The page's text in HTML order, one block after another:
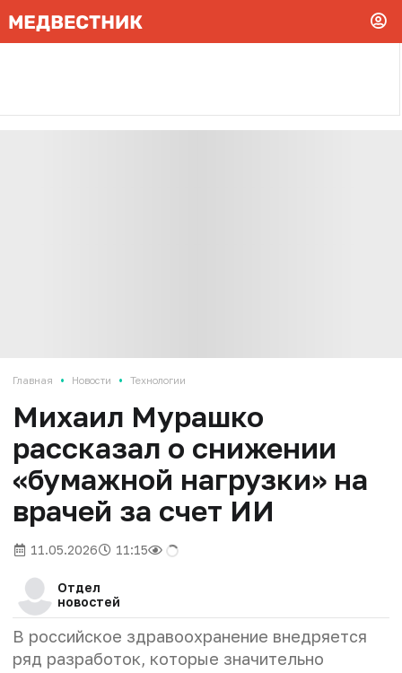
Главная • Новости • Технологии
Михаил Мурашко
рассказал о снижении
«бумажной нагрузки» на
врачей за счет ИИ
11.05.2026 11:15
Отдел
новостей
В российское здравоохранение внедряется
ряд разработок, которые значительно